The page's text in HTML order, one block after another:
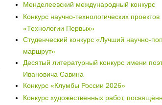
Менделеевский международный конкурс
Конкурс научно-технологических проектов
«Технологии Первых»
Студенческий конкурс «Лучший научно-
маршрут»
Десятый литературный конкурс имени
Ивановича Савина
Конкурс «Клумбы России 2026»
Конкурс художественных работ,